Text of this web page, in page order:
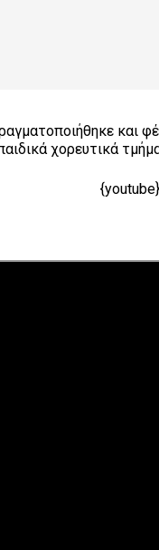
και
χορευτικά